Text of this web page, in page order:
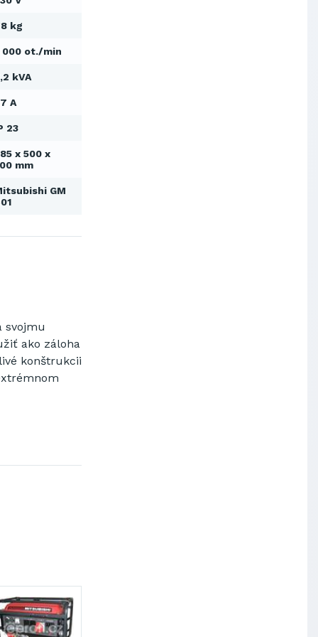
kg
000 ot./min
kVA
A
23
x 500 x
mm
GM
svojmu
ako záloha
konštrukcii